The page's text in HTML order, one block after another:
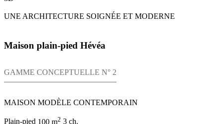
UNE ARCHITECTURE SOIGNÉE ET MODERNE
Maison plain-pied Hévéa
GAMME CONCEPTUELLE N° 2
MAISON MODÈLE CONTEMPORAIN
Plain-pied 100 m2 3 ch.